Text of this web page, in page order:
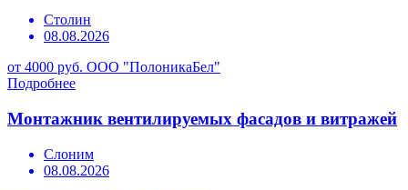
Столин
08.08.2026
от 4000 руб. ООО "ПолоникаБел"
Подробнее
Монтажник вентилируемых фасадов и витражей
Слоним
08.08.2026